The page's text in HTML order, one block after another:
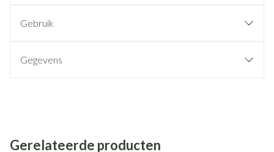
Gebruik
Gegevens
Gerelateerde producten